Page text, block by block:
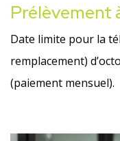
Prélèvement
Date limite pour la
remplacement)
(paiement mensuel).